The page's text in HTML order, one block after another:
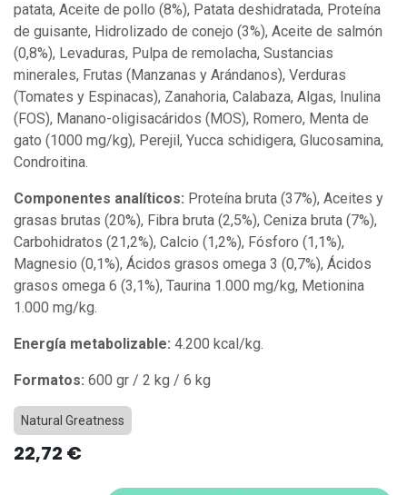
patata, Aceite de pollo (8%), Patata deshidratada, Proteína
de guisante, Hidrolizado de conejo (3%), Aceite de salmón
(0,8%), Levaduras, Pulpa de remolacha, Sustancias
minerales, Frutas (Manzanas y Arándanos), Verduras
(Tomates y Espinacas), Zanahoria, Calabaza, Algas, Inulina
(FOS), Manano-oligisacáridos (MOS), Romero, Menta de
gato (1000 mg/kg), Perejil, Yucca schidigera, Glucosamina,
Condroitina.
Componentes analíticos: Proteína bruta (37%), Aceites y
grasas brutas (20%), Fibra bruta (2,5%), Ceniza bruta (7%),
Carbohidratos (21,2%), Calcio (1,2%), Fósforo (1,1%),
Magnesio (0,1%), Ácidos grasos omega 3 (0,7%), Ácidos
grasos omega 6 (3,1%), Taurina 1.000 mg/kg, Metionina
1.000 mg/kg.
Energía metabolizable: 4.200 kcal/kg.
Formatos: 600 gr / 2 kg / 6 kg
Natural Greatness
22,72 €